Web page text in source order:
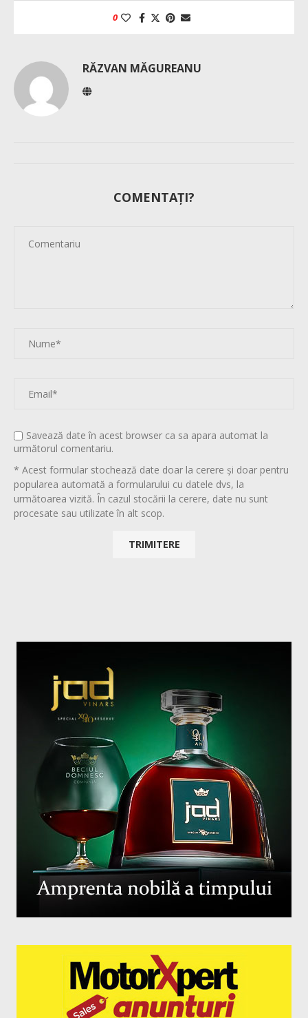
0
RĂZVAN MĂGUREANU
COMENTAȚI?
Savează date în acest browser ca sa apara automat la
următorul comentariu.
* Acest formular stochează date doar la cerere și doar pentru
popularea automată a formularului cu datele dvs, la
următoarea vizită. În cazul stocării la cerere, date nu sunt
procesate sau utilizate în alt scop.